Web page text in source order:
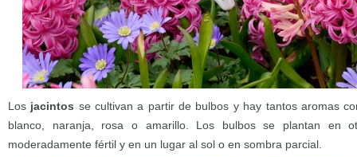
Los jacintos se cultivan a partir de bulbos y hay tantos aromas
blanco, naranja, rosa o amarillo. Los bulbos se plantan en
moderadamente fértil y en un lugar al sol o en sombra parcial.